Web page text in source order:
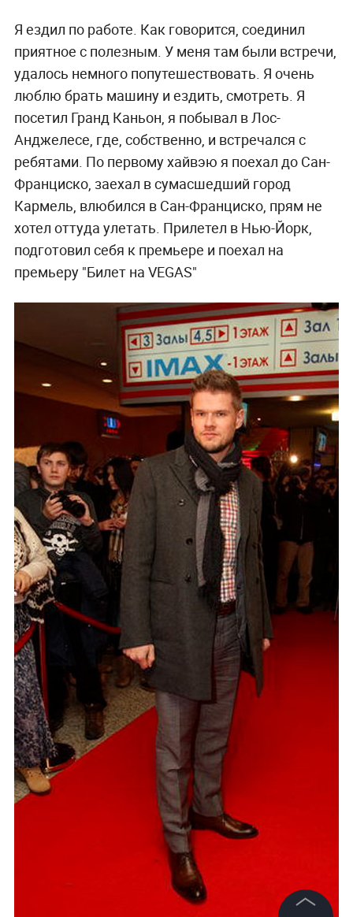
Я ездил по работе. Как говорится, соединил
приятное с полезным. У меня там были встречи,
удалось немного попутешествовать. Я очень
люблю брать машину и ездить, смотреть. Я
посетил Гранд Каньон, я побывал в Лос-
Анджелесе, где, собственно, и встречался с
ребятами. По первому хайвэю я поехал до Сан-
Франциско, заехал в сумасшедший город
Кармель, влюбился в Сан-Франциско, прям не
хотел оттуда улетать. Прилетел в Нью-Йорк,
подготовил себя к премьере и поехал на
премьеру "Билет на VEGAS"